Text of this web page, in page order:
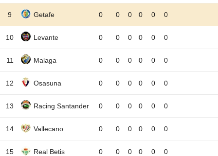
9 Getafe 0 0 0 0 0 0
10 Levante 0 0 0 0 0 0
11 Malaga 0 0 0 0 0 0
12 Osasuna 0 0 0 0 0 0
13 Racing Santander 0 0 0 0 0 0
14 Vallecano 0 0 0 0 0 0
15 Real Betis 0 0 0 0 0 0